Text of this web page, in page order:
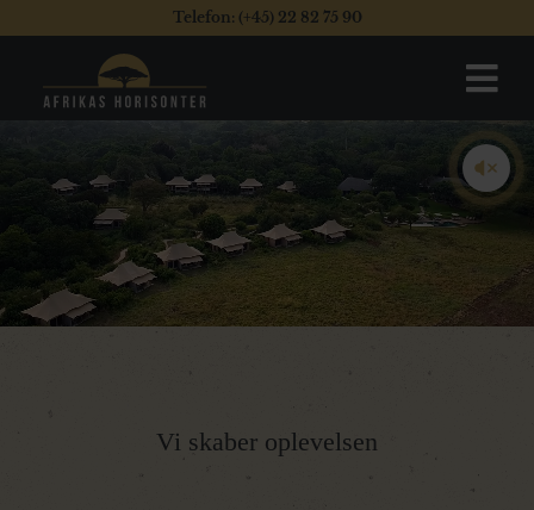
Telefon: (+45) 22 82 75 90
Vi skaber oplevelsen